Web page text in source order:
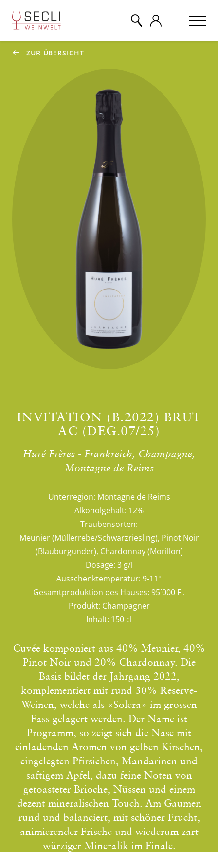
ZUR ÜBERSICHT
INVITATION (B.2022) BRUT
AC (DEG.07/25)
Huré Frères - Frankreich, Champagne,
Montagne de Reims
Unterregion: Montagne de Reims
Alkoholgehalt: 12%
Traubensorten:
Meunier (Müllerrebe/Schwarzriesling), Pinot Noir
(Blauburgunder), Chardonnay (Morillon)
Dosage: 3 g/l
Ausschenktemperatur: 9-11°
Gesamtproduktion des Hauses: 95`000 Fl.
Produkt: Champagner
Inhalt: 150 cl
Cuvée komponiert aus 40% Meunier, 40%
Pinot Noir und 20% Chardonnay. Die
Basis bildet der Jahrgang 2022,
komplementiert mit rund 30% Reserve-
Weinen, welche als «Solera» im grossen
Fass gelagert werden. Der Name ist
Programm, so zeigt sich die Nase mit
einladenden Aromen von gelben Kirschen,
eingelegten Pfirsichen, Mandarinen und
saftigem Apfel, dazu feine Noten von
getoasteter Brioche, Nüssen und einem
dezent mineralischen Touch. Am Gaumen
rund und balanciert, mit schöner Frucht,
animierender Frische und wiederum zart
würziger Mineralik im Finale.